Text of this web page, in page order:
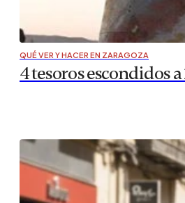
QUÉ VER Y HACER EN ZARAGOZA
4 tesoros escondidos